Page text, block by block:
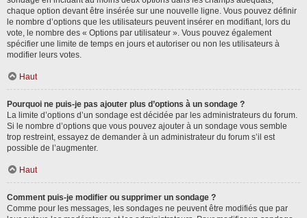
chaque option devant être insérée sur une nouvelle ligne. Vous pouvez définir
le nombre d’options que les utilisateurs peuvent insérer en modifiant, lors du
vote, le nombre des « Options par utilisateur ». Vous pouvez également
spécifier une limite de temps en jours et autoriser ou non les utilisateurs à
modifier leurs votes.
Haut
Pourquoi ne puis-je pas ajouter plus d’options à un sondage ?
La limite d’options d’un sondage est décidée par les administrateurs du forum.
Si le nombre d’options que vous pouvez ajouter à un sondage vous semble
trop restreint, essayez de demander à un administrateur du forum s’il est
possible de l’augmenter.
Haut
Comment puis-je modifier ou supprimer un sondage ?
Comme pour les messages, les sondages ne peuvent être modifiés que par